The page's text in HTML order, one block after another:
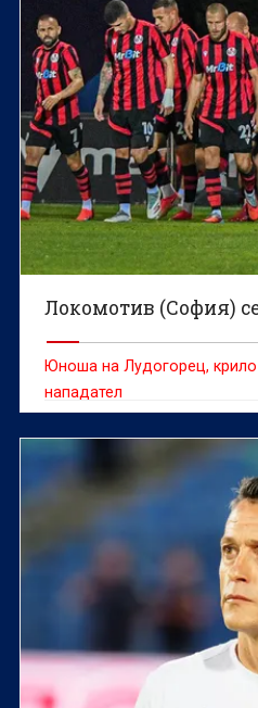
Локомотив (София)
Юноша на Лудогорец, крило
нападател